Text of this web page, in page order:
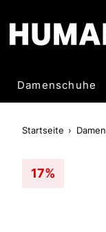
Damenschuhe
Startseite Damen
17%